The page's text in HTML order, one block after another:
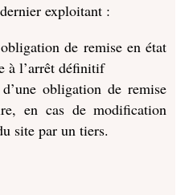
exploitant :
de remise en état
à l’arrêt définitif
obligation de remise
en cas de modification
site par un tiers.